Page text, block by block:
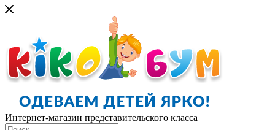
Интернет-магазин представительского класса